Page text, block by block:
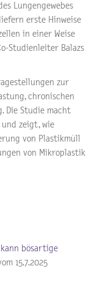
Lungengewebes
erste Hinweise
in einer Weise
Studienleiter Balazs
zur
chronischen
Die Studie macht
zeigt, wie
von Plastikmüll
von Mikroplastik
bösartige
15.7.2025